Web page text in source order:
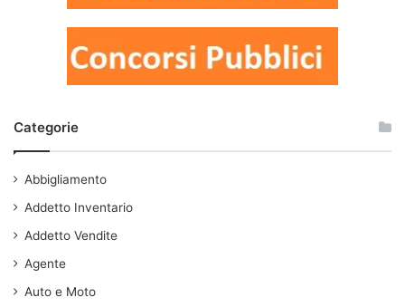
Categorie
Abbigliamento
Addetto Inventario
Addetto Vendite
Agente
Auto e Moto